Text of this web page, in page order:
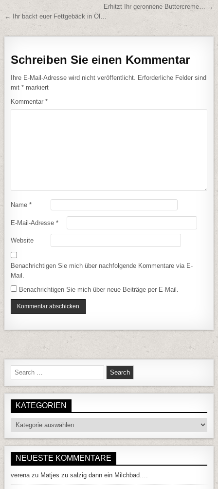
BeitragsnavigationErhitzt Ihr geronnene Buttercreme… →
← Ihr backt euer Fettgebäck in Öl…
Schreiben Sie einen Kommentar
Ihre E-Mail-Adresse wird nicht veröffentlicht.
Erforderliche Felder sind
mit* markiert
Kommentar*
Name*
E-Mail-Adresse*
Website
Benachrichtigen Sie mich über nachfolgende Kommentare via E-
Mail.
Benachrichtigen Sie mich über neue Beiträge per E-Mail.
Search for:
KATEGORIEN
Kategorien
NEUESTE KOMMENTARE
verenazu Matjes zu salzig dann ein Milchbad….